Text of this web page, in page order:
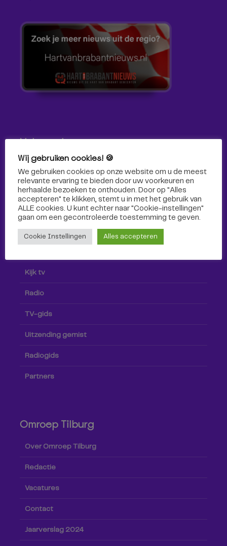
Volg ons!
Volg Omroep Tilburg niet alleen hier, maar ook via social
media!
Kijk tv
Radio
TV-gids
Uitzending gemist
Radiogids
Partners
Omroep Tilburg
Over Omroep Tilburg
Redactie
Vacatures
Contact
Jaarverslag 2024
Wij gebruiken cookies! 🍪
We gebruiken cookies op onze website om u de meest
relevante ervaring te bieden door uw voorkeuren en
herhaalde bezoeken te onthouden. Door op "Alles
accepteren" te klikken, stemt u in met het gebruik van
ALLE cookies. U kunt echter naar "Cookie-instellingen"
gaan om een ​​gecontroleerde toestemming te geven.
Cookie Instellingen Alles accepteren